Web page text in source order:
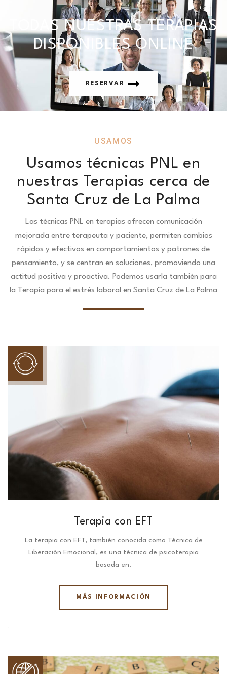
TODAS NUESTRAS TERAPIAS
DISPONIBLES ONLINE
RESERVAR
USAMOS
Usamos técnicas PNL en
nuestras Terapias cerca de
Santa Cruz de La Palma
Las técnicas PNL en terapias ofrecen comunicación
mejorada entre terapeuta y paciente, permiten cambios
rápidos y efectivos en comportamientos y patrones de
pensamiento, y se centran en soluciones, promoviendo una
actitud positiva y proactiva. Podemos usarla también para
la Terapia para el estrés laboral en Santa Cruz de La Palma
Terapia con EFT
La terapia con EFT, también conocida como Técnica de
Liberación Emocional, es una técnica de psicoterapia
basada en.
MÁS INFORMACIÓN